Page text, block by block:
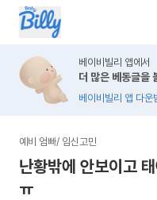
베이비빌리 앱에서
더 많은 베동글을
베이비빌리 앱 다운
예비 엄빠/ 임신고민
난황밖에 안보이고
ㅠ